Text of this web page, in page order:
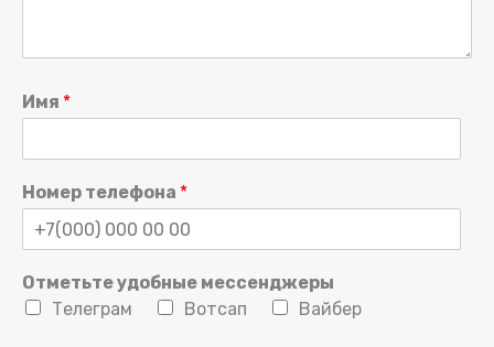
Имя *
Номер телефона *
Отметьте удобные мессенджеры
Телеграм
Вотсап Вайбер